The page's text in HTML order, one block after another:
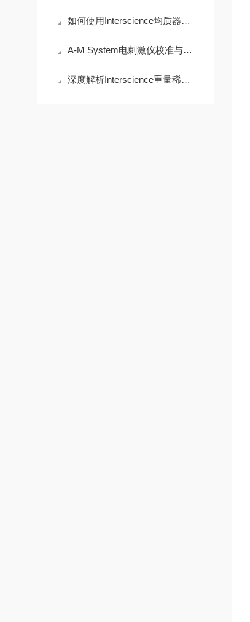
如何使用Interscience均质器优化样品处理？
A-M System电刺激仪校准与维护：输出幅度验证与电极接口检查
深度解析Interscience重量稀释器的高精度称重与稀释功能